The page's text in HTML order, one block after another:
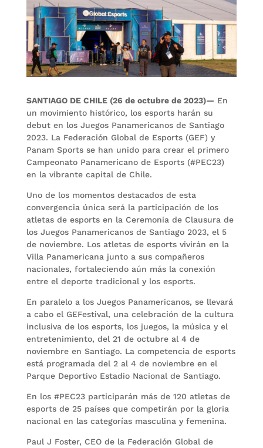
SANTIAGO DE CHILE (26 de octubre de 2023)— En
un movimiento histórico, los esports harán su
debut en los Juegos Panamericanos de Santiago
2023. La Federación Global de Esports (GEF) y
Panam Sports se han unido para crear el primero
Campeonato Panamericano de Esports (#PEC23)
en la vibrante capital de Chile.
Uno de los momentos destacados de esta
convergencia única será la participación de los
atletas de esports en la Ceremonia de Clausura de
los Juegos Panamericanos de Santiago 2023, el 5
de noviembre. Los atletas de esports vivirán en la
Villa Panamericana junto a sus compañeros
nacionales, fortaleciendo aún más la conexión
entre el deporte tradicional y los esports.
En paralelo a los Juegos Panamericanos, se llevará
a cabo el GEFestival, una celebración de la cultura
inclusiva de los esports, los juegos, la música y el
entretenimiento, del 21 de octubre al 4 de
noviembre en Santiago. La competencia de esports
está programada del 2 al 4 de noviembre en el
Parque Deportivo Estadio Nacional de Santiago.
En los #PEC23 participarán más de 120 atletas de
esports de 25 países que competirán por la gloria
nacional en las categorías masculina y femenina.
Paul J Foster, CEO de la Federación Global de